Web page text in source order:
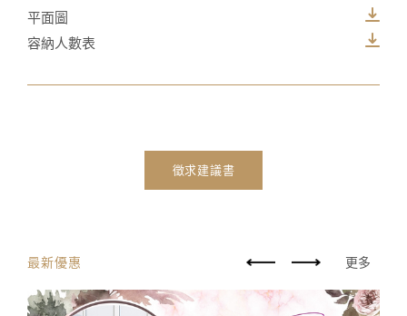
平面圖
容納人數表
徵求建議書
最新優惠 更多